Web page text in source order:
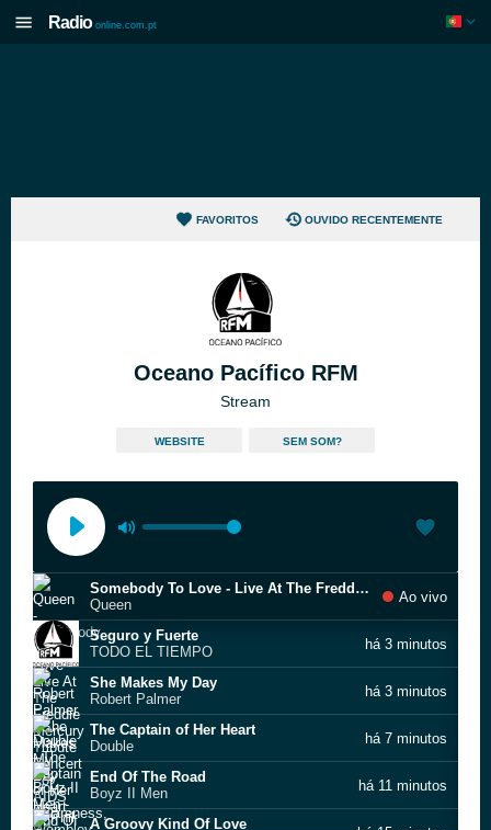
Radio online.com.pt
FAVORITOS OUVIDO RECENTEMENTE
Oceano Pacífico RFM
Stream
WEBSITE SEM SOM?
Somebody To Love - Live At The Freddie Mercury Tribute Concert For AIDS Awareness, Wembley / 1992
Queen
Ao vivo
Seguro y Fuerte
TODO EL TIEMPO
há 3 minutos
She Makes My Day
Robert Palmer
há 3 minutos
The Captain of Her Heart
Double
há 7 minutos
End Of The Road
Boyz II Men
há 11 minutos
A Groovy Kind Of Love